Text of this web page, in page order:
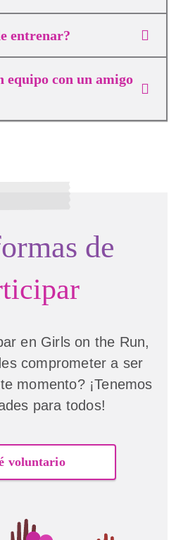
entrenar?
equipo con un amigo
de
en Girls on the Run,
comprometer a ser
momento? ¡Tenemos
para todos!
voluntario